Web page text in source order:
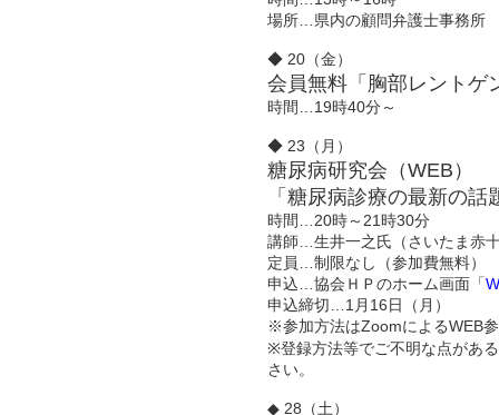
場所…県内の顧問弁護士事務所
◆ 20（金）
会員無料「胸部レントゲ
時間…19時40分～
◆ 23（月）
糖尿病研究会（WEB）
「糖尿病診療の最新の話
時間…20時～21時30分
講師…生井一之氏（さいたま赤
定員…制限なし（参加費無料）
申込…協会ＨＰのホーム画面「
申込締切…1月16日（月）
※参加方法はZoomによるWEB
※登録方法等でご不明な点があ
さい。
◆ 28（土）